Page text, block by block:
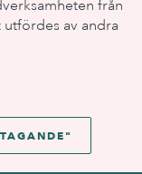
från
av andra
"